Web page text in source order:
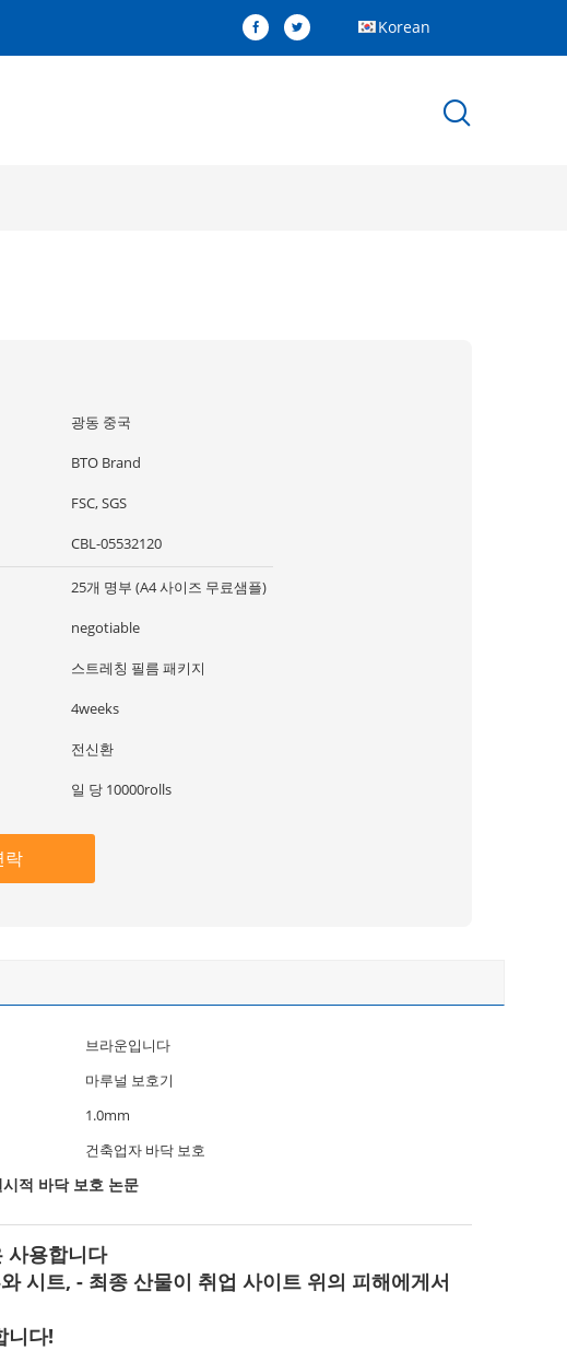
Korean
광동 중국
BTO Brand
FSC, SGS
CBL-05532120
25개 명부 (A4 사이즈 무료샘플)
negotiable
스트레칭 필름 패키지
4weeks
전신환
일 당 10000rolls
락
브라운입니다
마루널 보호기
1.0mm
건축업자 바닥 보호
적 바닥 보호 논문
사용합니다
시트, - 최종 산물이 취업 사이트 위의 피해에게서
니다!